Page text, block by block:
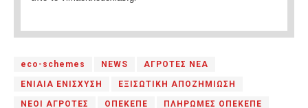
eco-schemes NEWS ΑΓΡΟΤΕΣ ΝΕΑ
ΕΝΙΑΙΑ ΕΝΙΣΧΥΣΗ ΕΞΙΣΩΤΙΚΗ ΑΠΟΖΗΜΙΩΣΗ
ΝΕΟΙ ΑΓΡΟΤΕΣ ΟΠΕΚΕΠΕ ΠΛΗΡΩΜΕΣ ΟΠΕΚΕΠΕ